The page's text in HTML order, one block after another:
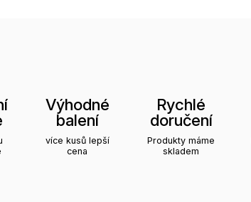
Výhodné
balení
více kusů lepší
cena
Rychlé
doručení
Produkty máme
skladem